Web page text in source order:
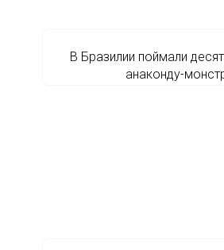
В Бразилии поймали
анаконду-